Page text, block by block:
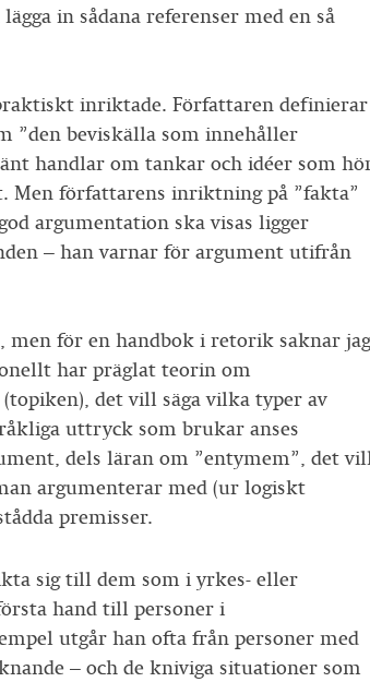
in sådana referenser med en så
inriktade. Författaren definierar
”den beviskälla som innehåller
handlar om tankar och idéer som
Men författarens inriktning på ”fakta”
argumentation ska visas ligger
– han varnar för argument utifrån
men för en handbok i retorik saknar jag
har präglat teorin om
det vill säga vilka typer av
uttryck som brukar anses
dels läran om ”entymem”, det
argumenterar med (ur logiskt
premisser.
sig till dem som i yrkes- eller
hand till personer i
utgår han ofta från personer med
– och de kniviga situationer som